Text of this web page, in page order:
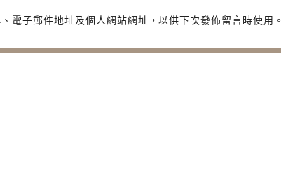
電子郵件地址及個人網站網址，以供下次發佈留言時使用。